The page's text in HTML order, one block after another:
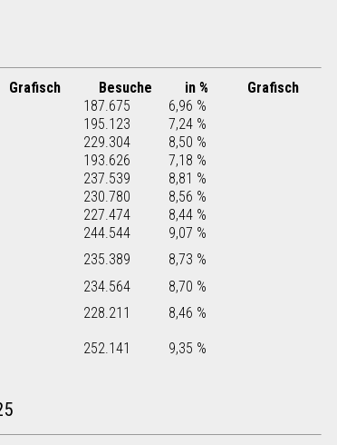
Grafisch Besuche in %
Grafisch
187.675
6,96 %
195.123
7,24 %
229.304
8,50 %
193.626
7,18 %
237.539
8,81 %
230.780
8,56 %
227.474
8,44 %
244.544
9,07 %
235.389
8,73 %
234.564
8,70 %
228.211
8,46 %
252.141 9,35 %